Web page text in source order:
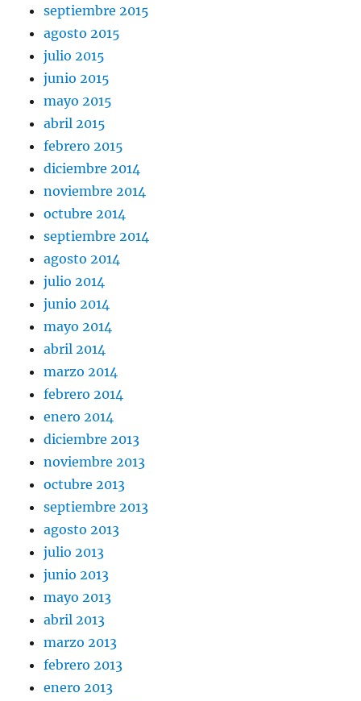
septiembre 2015
agosto 2015
julio 2015
junio 2015
mayo 2015
abril 2015
febrero 2015
diciembre 2014
noviembre 2014
octubre 2014
septiembre 2014
agosto 2014
julio 2014
junio 2014
mayo 2014
abril 2014
marzo 2014
febrero 2014
enero 2014
diciembre 2013
noviembre 2013
octubre 2013
septiembre 2013
agosto 2013
julio 2013
junio 2013
mayo 2013
abril 2013
marzo 2013
febrero 2013
enero 2013